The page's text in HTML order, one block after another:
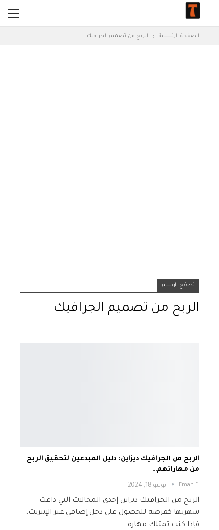
الصفحة الرئيسية الربح من تصميم الجرافيك
تصفح الوسم
الربح من تصميم الجرافيك
الربح من الجرافيك ديزاين: دليل المبدعين لتحقيق الربح
من مهاراتهم…
.Eman E يوليو 18, 2024
الربح من الجرافيك ديزاين إحدى المجالات التي ذاعت
شهرتها كفرصة للحصول على دخل إضافي عبر الإنترنت،
فإذا كنت تمتلك مهارة…